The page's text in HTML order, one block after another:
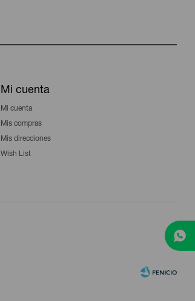
Mi cuenta
Mi cuenta
Mis compras
Mis direcciones
Wish List